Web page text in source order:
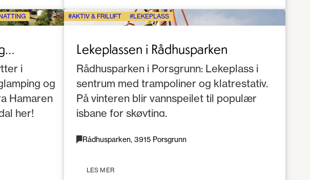
i
og
Hamaren
her!
AKTIV & FRILUFT LEKEPLASS
Lekeplassen i Rådhusparken
Rådhusparken i Porsgrunn: Lekeplass i
sentrum med trampoliner og klatrestativ.
På vinteren blir vannspeilet til populær
isbane for skøyting.
Rådhusparken, 3915 Porsgrunn
LES MER